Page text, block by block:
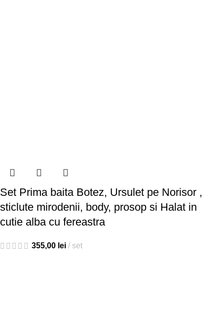
Set Prima baita Botez, Ursulet pe Norisor ,
sticlute mirodenii, body, prosop si Halat in
cutie alba cu fereastra
355,00 lei set